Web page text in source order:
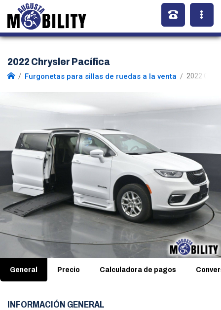
2022 Chrysler Pacífica
Furgonetas para sillas de ruedas a la venta 2022
General Precio Calculadora de pagos
INFORMACIÓN GENERAL